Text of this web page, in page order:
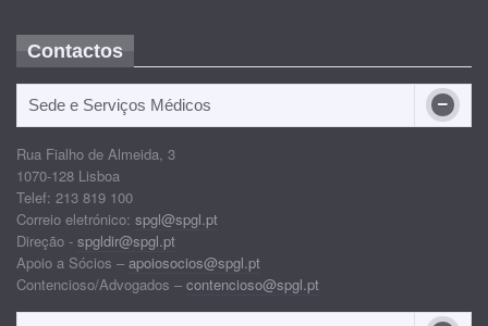
Contactos
Sede e Serviços Médicos
Rua Fialho de Almeida, 3
1070-128 Lisboa
Telef: 213 819 100
Correio eletrónico: spgl@spgl.pt
Direção - spgldir@spgl.pt
Apoio a Sócios – apoiosocios@spgl.pt
Contencioso/Advogados – contencioso@spgl.pt